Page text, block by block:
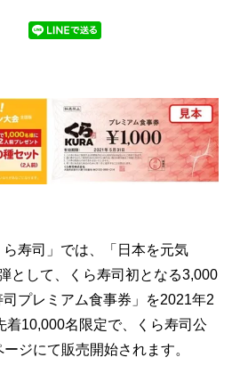
寿司」では、「日本を元気
として、くら寿司初となる3,000
プレミアム食事券」を2021年2
着10,000名限定で、くら寿司公
ジにて販売開始されます。